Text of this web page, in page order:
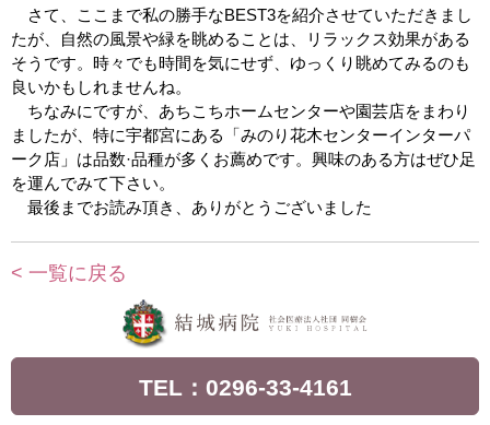
さて、ここまで私の勝手なBEST3を紹介させていただきまし
たが、自然の風景や緑を眺めることは、リラックス効果がある
そうです。時々でも時間を気にせず、ゆっくり眺めてみるのも
良いかもしれませんね。
ちなみにですが、あちこちホームセンターや園芸店をまわり
ましたが、特に宇都宮にある「みのり花木センターインターパ
ーク店」は品数·品種が多くお薦めです。興味のある方はぜひ足
を運んでみて下さい。
最後までお読み頂き、ありがとうございました
< 一覧に戻る
TEL：0296-33-4161